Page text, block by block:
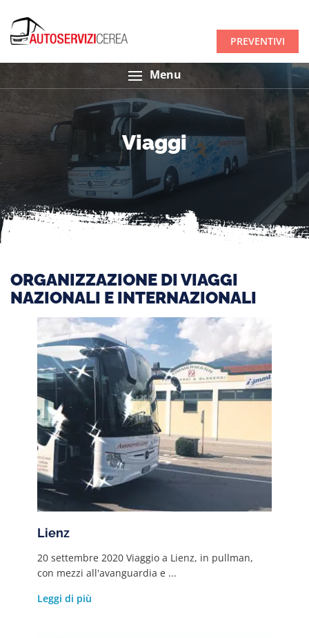
PREVENTIVI
Menu
Viaggi
ORGANIZZAZIONE DI VIAGGI
NAZIONALI E INTERNAZIONALI
Lienz
20 settembre 2020 Viaggio a Lienz, in pullman,
con mezzi all'avanguardia e ...
Leggi di più